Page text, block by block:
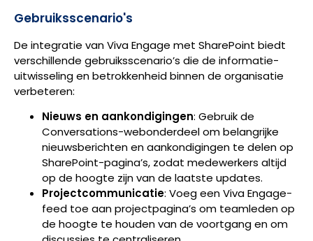
Gebruiksscenario's
De integratie van Viva Engage met SharePoint biedt
verschillende gebruiksscenario’s die de informatie-
uitwisseling en betrokkenheid binnen de organisatie
verbeteren:
Nieuws en aankondigingen: Gebruik de
Conversations-webonderdeel om belangrijke
nieuwsberichten en aankondigingen te delen op
SharePoint-pagina’s, zodat medewerkers altijd
op de hoogte zijn van de laatste updates.
Projectcommunicatie: Voeg een Viva Engage-
feed toe aan projectpagina’s om teamleden op
de hoogte te houden van de voortgang en om